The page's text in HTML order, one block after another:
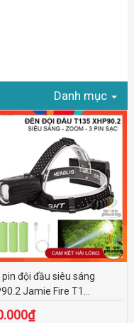
Danh mục
đội đầu siêu sáng
Jamie Fire T1...